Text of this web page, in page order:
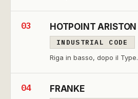
03 HOTPOINT ARISTON
INDUSTRIAL CODE
Riga in basso, dopo il Type.
04 FRANKE